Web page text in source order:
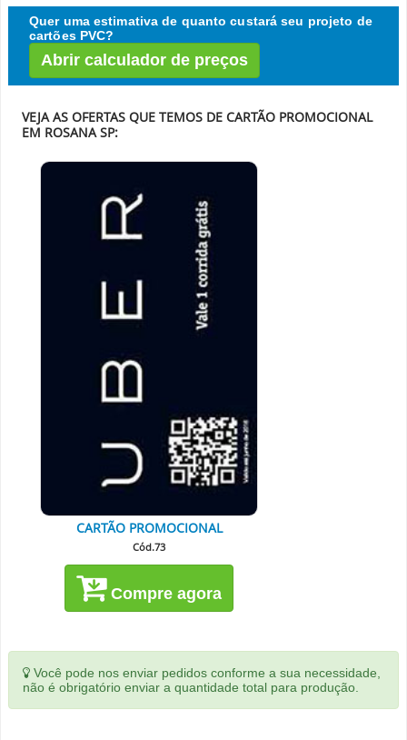
Quer uma estimativa de quanto custará seu projeto de
cartões PVC?
Abrir calculador de preços
VEJA AS OFERTAS QUE TEMOS DE CARTÃO PROMOCIONAL
EM ROSANA SP:
CARTÃO PROMOCIONAL
Cód.73
Compre agora
Você pode nos enviar pedidos conforme a sua necessidade,
não é obrigatório enviar a quantidade total para produção.